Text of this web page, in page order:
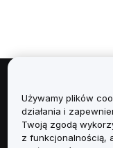
Informacje
Usługi
Używamy plików
działania i
Twoją zgodą
z funkcjonalnością,